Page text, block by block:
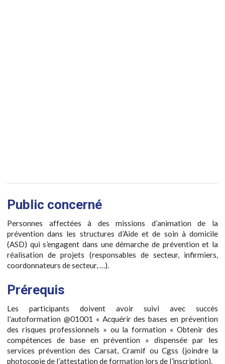
Public concerné
Personnes affectées à des missions d’animation de la
prévention dans les structures d’Aide et de soin à domicile
(ASD) qui s’engagent dans une démarche de prévention et la
réalisation de projets (responsables de secteur, infirmiers,
coordonnateurs de secteur, …).
Prérequis
Les participants doivent avoir suivi avec succès
l’autoformation @01001 « Acquérir des bases en prévention
des risques professionnels » ou la formation « Obtenir des
compétences de base en prévention » dispensée par les
services prévention des Carsat, Cramif ou Cgss (joindre la
photocopie de l’attestation de formation lors de l’inscription).